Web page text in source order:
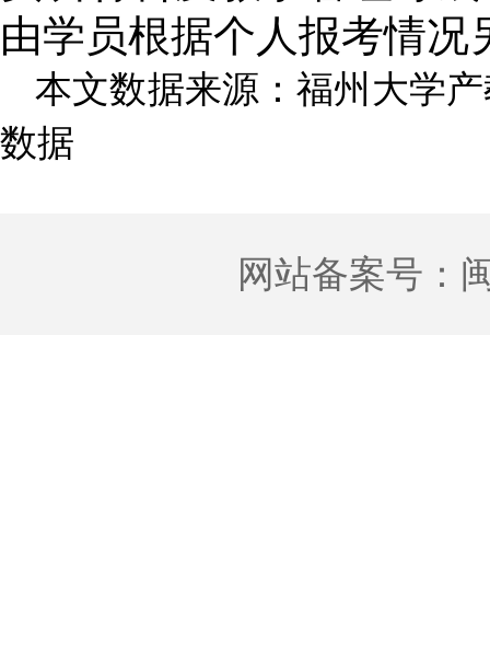
由学员根据个人报考情况
本文数据来源：福州大学
数据
网站备案号：